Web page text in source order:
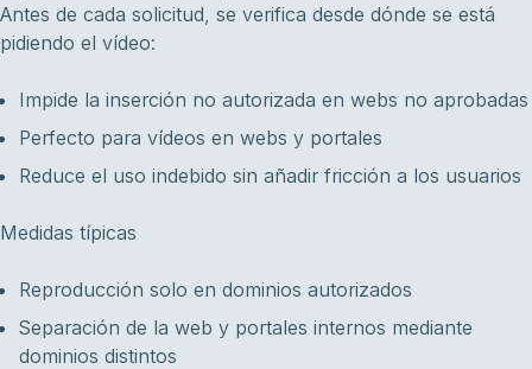
Antes de cada solicitud, se verifica desde dónde se está
pidiendo el vídeo:
Impide la inserción no autorizada en webs no aprobadas
Perfecto para vídeos en webs y portales
Reduce el uso indebido sin añadir fricción a los usuarios
Medidas típicas
Reproducción solo en dominios autorizados
Separación de la web y portales internos mediante
dominios distintos